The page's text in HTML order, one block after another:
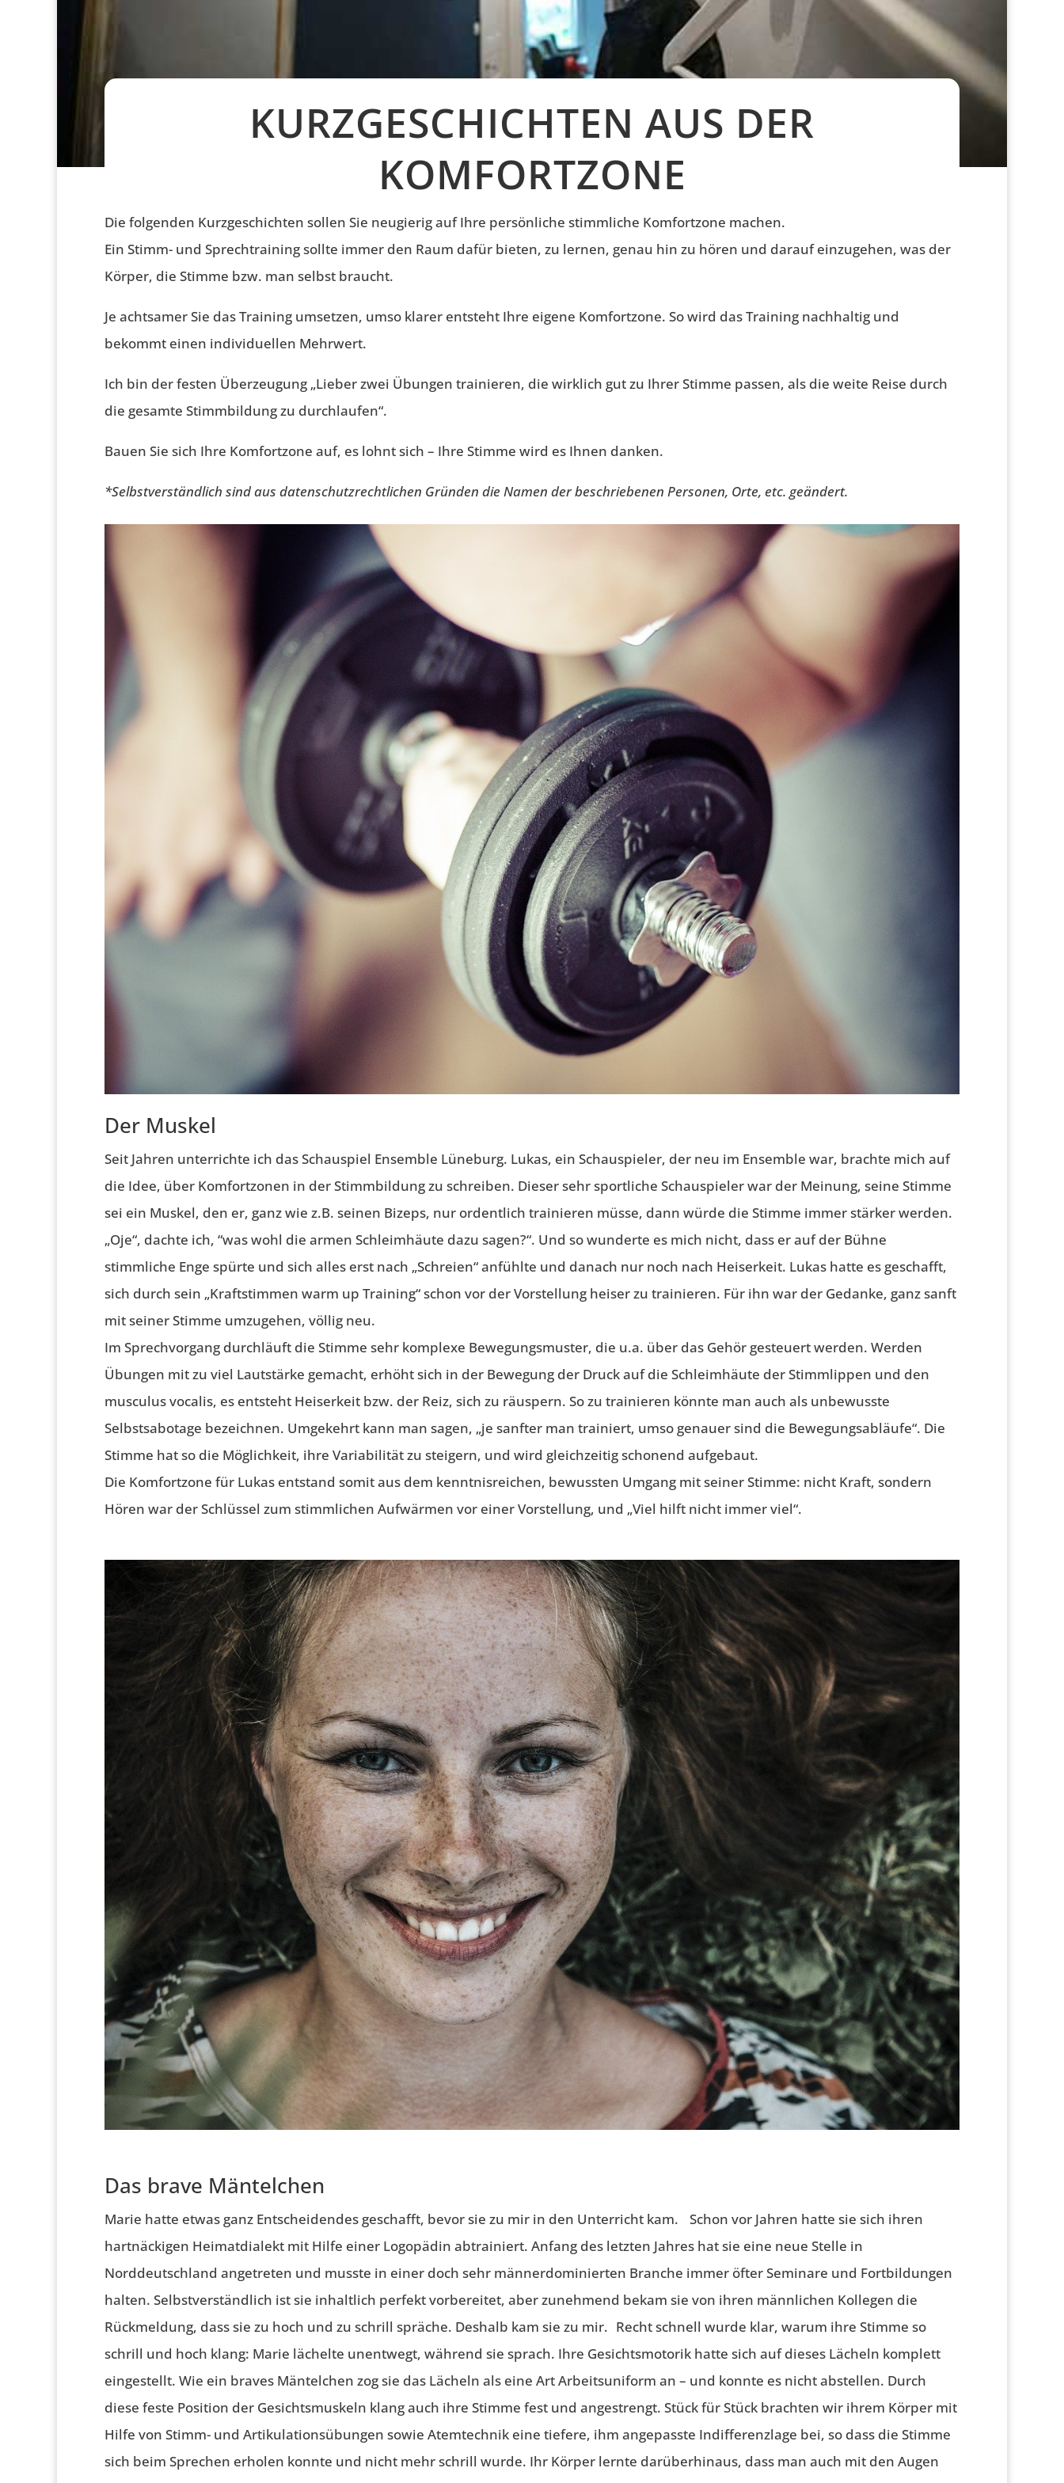
KURZGESCHICHTEN AUS DER
KOMFORTZONE
Die folgenden Kurzgeschichten sollen Sie neugierig auf Ihre persönliche stimmliche Komfortzone machen.
Ein Stimm- und Sprechtraining sollte immer den Raum dafür bieten, zu lernen, genau hin zu hören und darauf einzugehen, was der
Körper, die Stimme bzw. man selbst braucht.
Je achtsamer Sie das Training umsetzen, umso klarer entsteht Ihre eigene Komfortzone. So wird das Training nachhaltig und
bekommt einen individuellen Mehrwert.
Ich bin der festen Überzeugung „Lieber zwei Übungen trainieren, die wirklich gut zu Ihrer Stimme passen, als die weite Reise durch
die gesamte Stimmbildung zu durchlaufen“.
Bauen Sie sich Ihre Komfortzone auf, es lohnt sich – Ihre Stimme wird es Ihnen danken.
*Selbstverständlich sind aus datenschutzrechtlichen Gründen die Namen der beschriebenen Personen, Orte, etc. geändert.
Der Muskel
Seit Jahren unterrichte ich das Schauspiel Ensemble Lüneburg. Lukas, ein Schauspieler, der neu im Ensemble war, brachte mich auf
die Idee, über Komfortzonen in der Stimmbildung zu schreiben. Dieser sehr sportliche Schauspieler war der Meinung, seine Stimme
sei ein Muskel, den er, ganz wie z.B. seinen Bizeps, nur ordentlich trainieren müsse, dann würde die Stimme immer stärker werden.
„Oje“, dachte ich, “was wohl die armen Schleimhäute dazu sagen?“. Und so wunderte es mich nicht, dass er auf der Bühne
stimmliche Enge spürte und sich alles erst nach „Schreien“ anfühlte und danach nur noch nach Heiserkeit. Lukas hatte es geschafft,
sich durch sein „Kraftstimmen warm up Training“ schon vor der Vorstellung heiser zu trainieren. Für ihn war der Gedanke, ganz sanft
mit seiner Stimme umzugehen, völlig neu.
Im Sprechvorgang durchläuft die Stimme sehr komplexe Bewegungsmuster, die u.a. über das Gehör gesteuert werden. Werden
Übungen mit zu viel Lautstärke gemacht, erhöht sich in der Bewegung der Druck auf die Schleimhäute der Stimmlippen und den
musculus vocalis, es entsteht Heiserkeit bzw. der Reiz, sich zu räuspern. So zu trainieren könnte man auch als unbewusste
Selbstsabotage bezeichnen. Umgekehrt kann man sagen, „je sanfter man trainiert, umso genauer sind die Bewegungsabläufe“. Die
Stimme hat so die Möglichkeit, ihre Variabilität zu steigern, und wird gleichzeitig schonend aufgebaut.
Die Komfortzone für Lukas entstand somit aus dem kenntnisreichen, bewussten Umgang mit seiner Stimme: nicht Kraft, sondern
Hören war der Schlüssel zum stimmlichen Aufwärmen vor einer Vorstellung, und „Viel hilft nicht immer viel“.
Das brave Mäntelchen
Marie hatte etwas ganz Entscheidendes geschafft, bevor sie zu mir in den Unterricht kam. Schon vor Jahren hatte sie sich ihren
hartnäckigen Heimatdialekt mit Hilfe einer Logopädin abtrainiert. Anfang des letzten Jahres hat sie eine neue Stelle in
Norddeutschland angetreten und musste in einer doch sehr männerdominierten Branche immer öfter Seminare und Fortbildungen
halten. Selbstverständlich ist sie inhaltlich perfekt vorbereitet, aber zunehmend bekam sie von ihren männlichen Kollegen die
Rückmeldung, dass sie zu hoch und zu schrill spräche. Deshalb kam sie zu mir. Recht schnell wurde klar, warum ihre Stimme so
schrill und hoch klang: Marie lächelte unentwegt, während sie sprach. Ihre Gesichtsmotorik hatte sich auf dieses Lächeln komplett
eingestellt. Wie ein braves Mäntelchen zog sie das Lächeln als eine Art Arbeitsuniform an – und konnte es nicht abstellen. Durch
diese feste Position der Gesichtsmuskeln klang auch ihre Stimme fest und angestrengt. Stück für Stück brachten wir ihrem Körper mit
Hilfe von Stimm- und Artikulationsübungen sowie Atemtechnik eine tiefere, ihm angepasste Indifferenzlage bei, so dass die Stimme
sich beim Sprechen erholen konnte und nicht mehr schrill wurde. Ihr Körper lernte darüberhinaus, dass man auch mit den Augen